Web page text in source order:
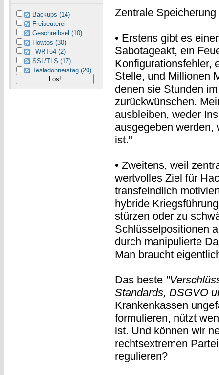
Backups (14)
Freibeuterei
Geschreibsel (10)
Howtos (30)
WRT54 (2)
SSL/TLS (17)
Tesladonnerstag (20)
Zentrale
• Erstens gibt es
Sabotageakt, ein
Konfigurationsfehler,
Stelle, und Millionen
denen sie Stunden
zurückwünschen.
ausbleiben, weder
ausgegeben werden,
ist."
• Zweitens, weil
wertvolles Ziel für
transfeindlich
hybride
stürzen oder zu
Schlüsselpositionen
durch manipulierte
Man braucht
Das beste
Standards, DSGVO
Krankenkassen
formulieren, nützt
ist. Und können wir
rechtsextremen
regulieren?